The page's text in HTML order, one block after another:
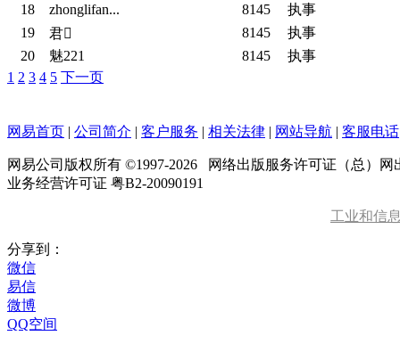
18
zhonglifan... 8145
执事
19
君 8145
执事
20
魅221 8145
执事
1 2 3 4 5 下一页
网易首页 | 公司简介 | 客户服务 | 相关法律 | 网站导航 | 客服电话
网易公司版权所有 ©1997-2026 网络出版服务许可证（总）网
业务经营许可证 粤B2-20090191
工业和信
分享到：
微信
易信
微博
QQ空间